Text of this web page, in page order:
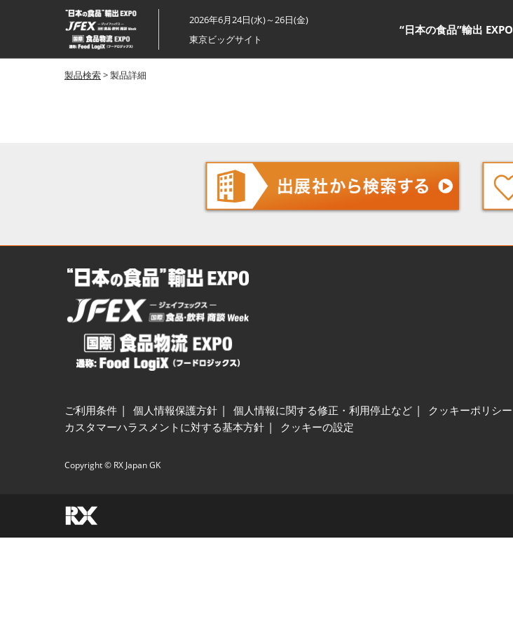
ス
キ
ッ
プ
し
2026年6月24日(水)～26日(金)
東京ビッグサイト
“日本の食品”輸出 EXPO
製品検索> 製品詳細
ご利用条件 個人情報保護方針 個人情報に関する修正・利用停止など クッキーポリシー
カスタマーハラスメントに対する基本方針
クッキーの設定
Copyright © RX Japan GK